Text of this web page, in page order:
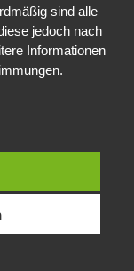
sind alle
jedoch nach
Informationen